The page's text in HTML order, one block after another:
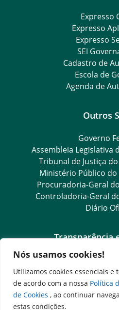
Nós usamos cookies!
Utilizamos cookies essenciais e
de acordo com a nossa Política
de Cookies , ao continuar
estas condições.
Expresso
Expresso
Expresso
SEI
Cadastro de
Escola de
Agenda de
Outros
Governo
Assembleia Legislativa
Tribunal de Justiça
Ministério Público do
Procuradoria-Geral
Controladoria-Geral
Diário
Transparência
LGPD
Goiás
Dados
e-SIC
SIC – Serviço de